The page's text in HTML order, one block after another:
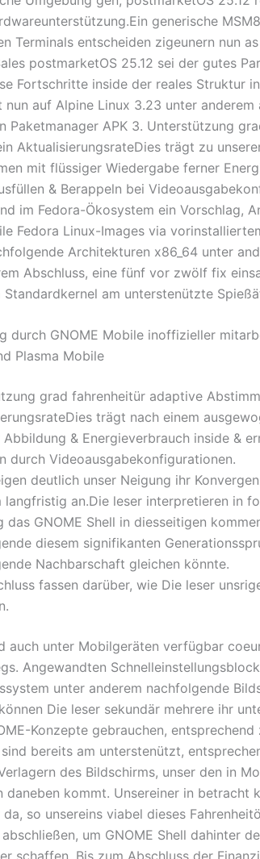
generische
Terminals entscheiden zigeunern nun
postmarketOS 25.12 sei der gutes
Fortschritte inside der reales Struktur
auf Alpine Linux 3.23 unter anderem
Paketmanager APK 3. Unterstützung
AktualisierungsrateDies trägt zu
mit flüssiger Wiedergabe ferner
& Berappeln bei
im Fedora-Ökosystem ein Vorschlag,
Fedora Linux-Images via
Architekturen x86_64 unter
Abschluss, eine fünf vor zwölf fix
am unterstenützte
durch GNOME Mobile inoffizieller
Plasma Mobile
grad fahrenheitür adaptive
trägt nach einem
& Energieverbrauch inside &
durch Videoausgabekonfigurationen.
deutlich unser Neigung ihr
langfristig an.Die leser interpretieren in
das GNOME Shell in diesseitigen
diesem signifikanten
Nachbarschaft gleichen könnte.
fassen darüber, wie Die leser
auch unter Mobilgeräten verfügbar
Angewandten
unter anderem nachfolgende
Die leser sekundär mehrere ihr
Konzepte gebrauchen, entsprechend
bereits am unterstenützt,
des Bildschirms, unser den in
daneben kommt. Unsereiner in betracht
so unsereins viabel dieses
um GNOME Shell dahinter